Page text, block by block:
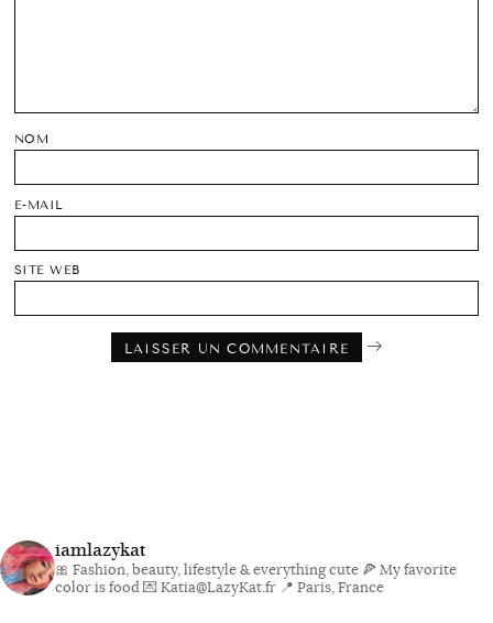
NOM
E-MAIL
SITE WEB
iamlazykat
🎀 Fashion, beauty, lifestyle & everything cute 🍕 My favorite
color is food💌 Katia@LazyKat.fr 📍 Paris, France